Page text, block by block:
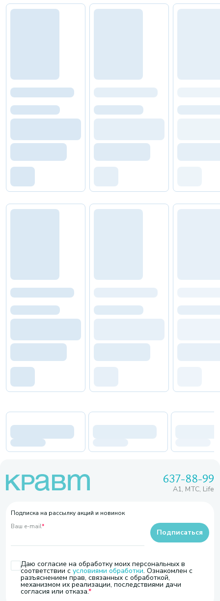
637-88-99
A1, МТС, Life
Подписка на рассылку акций и новинок
Ваш e-mail*
Даю согласие на обработку моих персональных в
соответствии с условиями обработки. Ознакомлен с
разъяснением прав, связанных с обработкой,
механизмом их реализации, последствиями дачи
согласия или отказа.
Подписаться